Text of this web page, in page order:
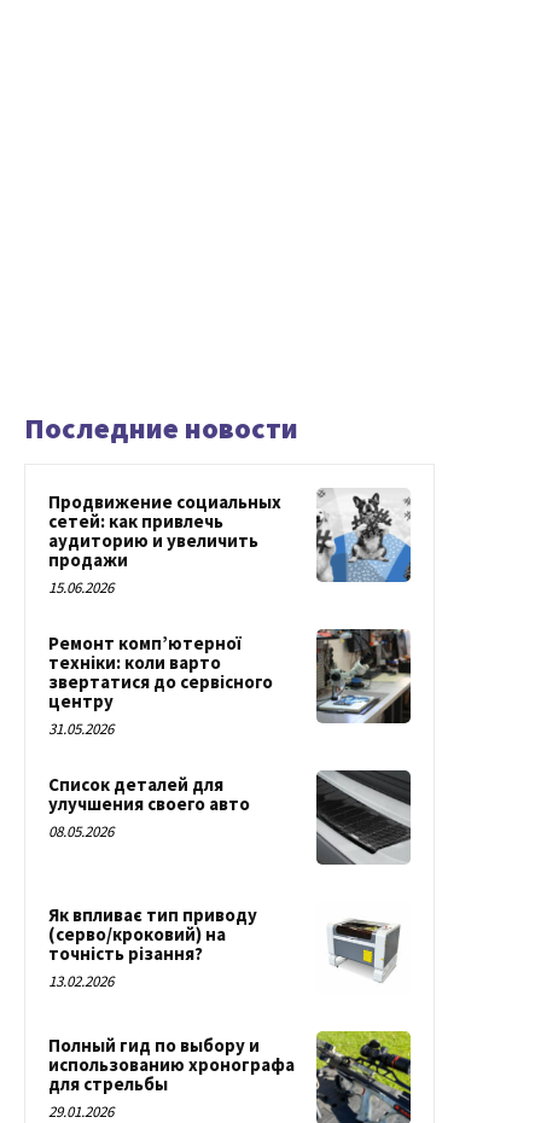
Последние новости
Продвижение социальных
сетей: как привлечь
аудиторию и увеличить
продажи
15.06.2026
Ремонт комп’ютерної
техніки: коли варто
звертатися до сервісного
центру
31.05.2026
Список деталей для
улучшения своего авто
08.05.2026
Як впливає тип приводу
(серво/кроковий) на
точність різання?
13.02.2026
Полный гид по выбору и
использованию хронографа
для стрельбы
29.01.2026